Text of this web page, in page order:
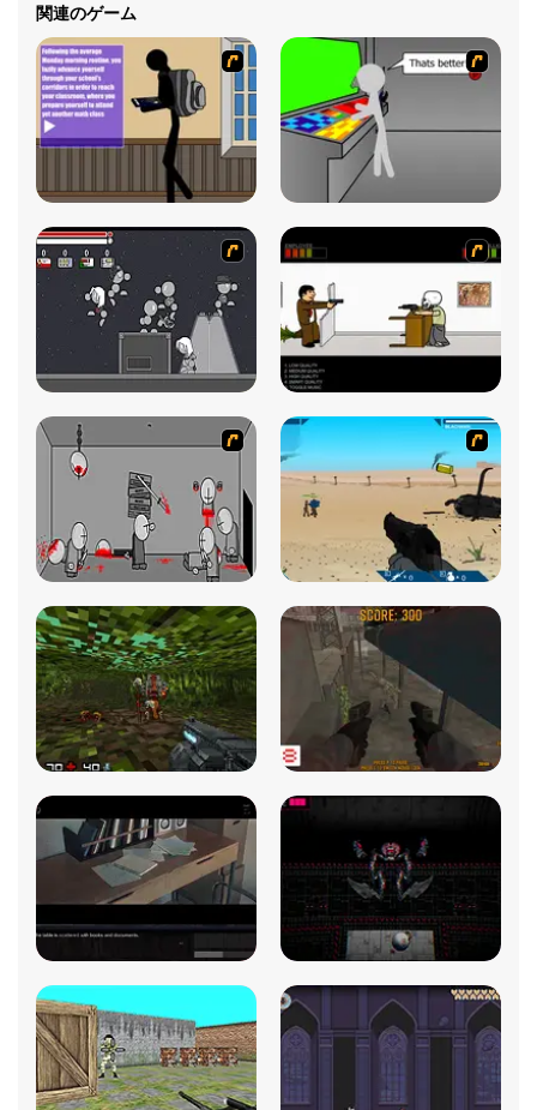
関連のゲーム